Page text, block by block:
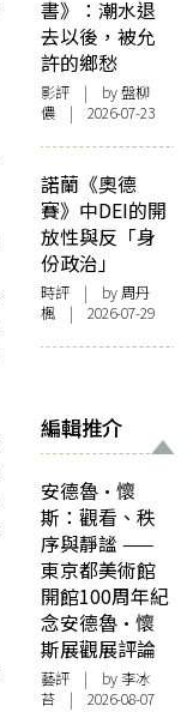
書》：潮水退
去以後，被允
許的鄉愁
影評 | by 盤柳
儂 | 2026-07-23
諾蘭《奧德
賽》中DEI的開
放性與反「身
份政治」
時評 | by周丹
楓 | 2026-07-29
編輯推介
安德魯·懷
斯：觀看、秩
序與靜謐 ——
東京都美術館
開館100周年紀
念安德魯·懷
斯展觀展評論
藝評 | by 李冰
苔 | 2026-08-07